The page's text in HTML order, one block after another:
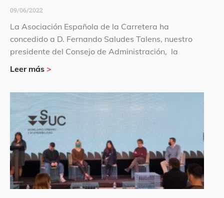
09/06/2022
La Asociación Española de la Carretera ha
concedido a D. Fernando Saludes Talens, nuestro
presidente del Consejo de Administración, la
Leer más >